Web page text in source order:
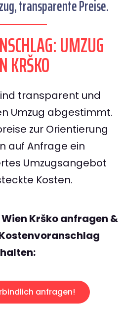
transparente Preise.
UMZUG
KRŠKO
transparent und
Umzug abgestimmt.
zur Orientierung
auf Anfrage ein
Umzugsangebot
Kosten.
Krško anfragen &
anfragen!